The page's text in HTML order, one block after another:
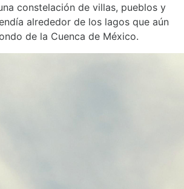
constelación de villas, pueblos y
alrededor de los lagos que aún
de la Cuenca de México.